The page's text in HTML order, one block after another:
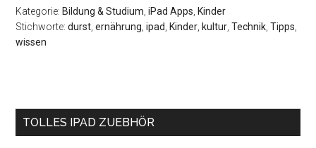
Kategorie: Bildung & Studium ,iPad Apps Kinder
Stichworte:durst ,ernährung ,ipad Kinder kultur ,Technik ,Tipps
wissen
Seitenspalte
TOLLES IPAD ZUEBHÖR